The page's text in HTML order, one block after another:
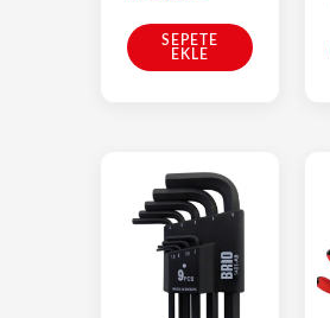
SEPETE
EKLE